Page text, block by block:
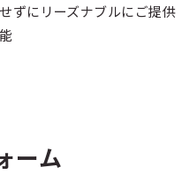
ずにリーズナブルにご提供
ーム